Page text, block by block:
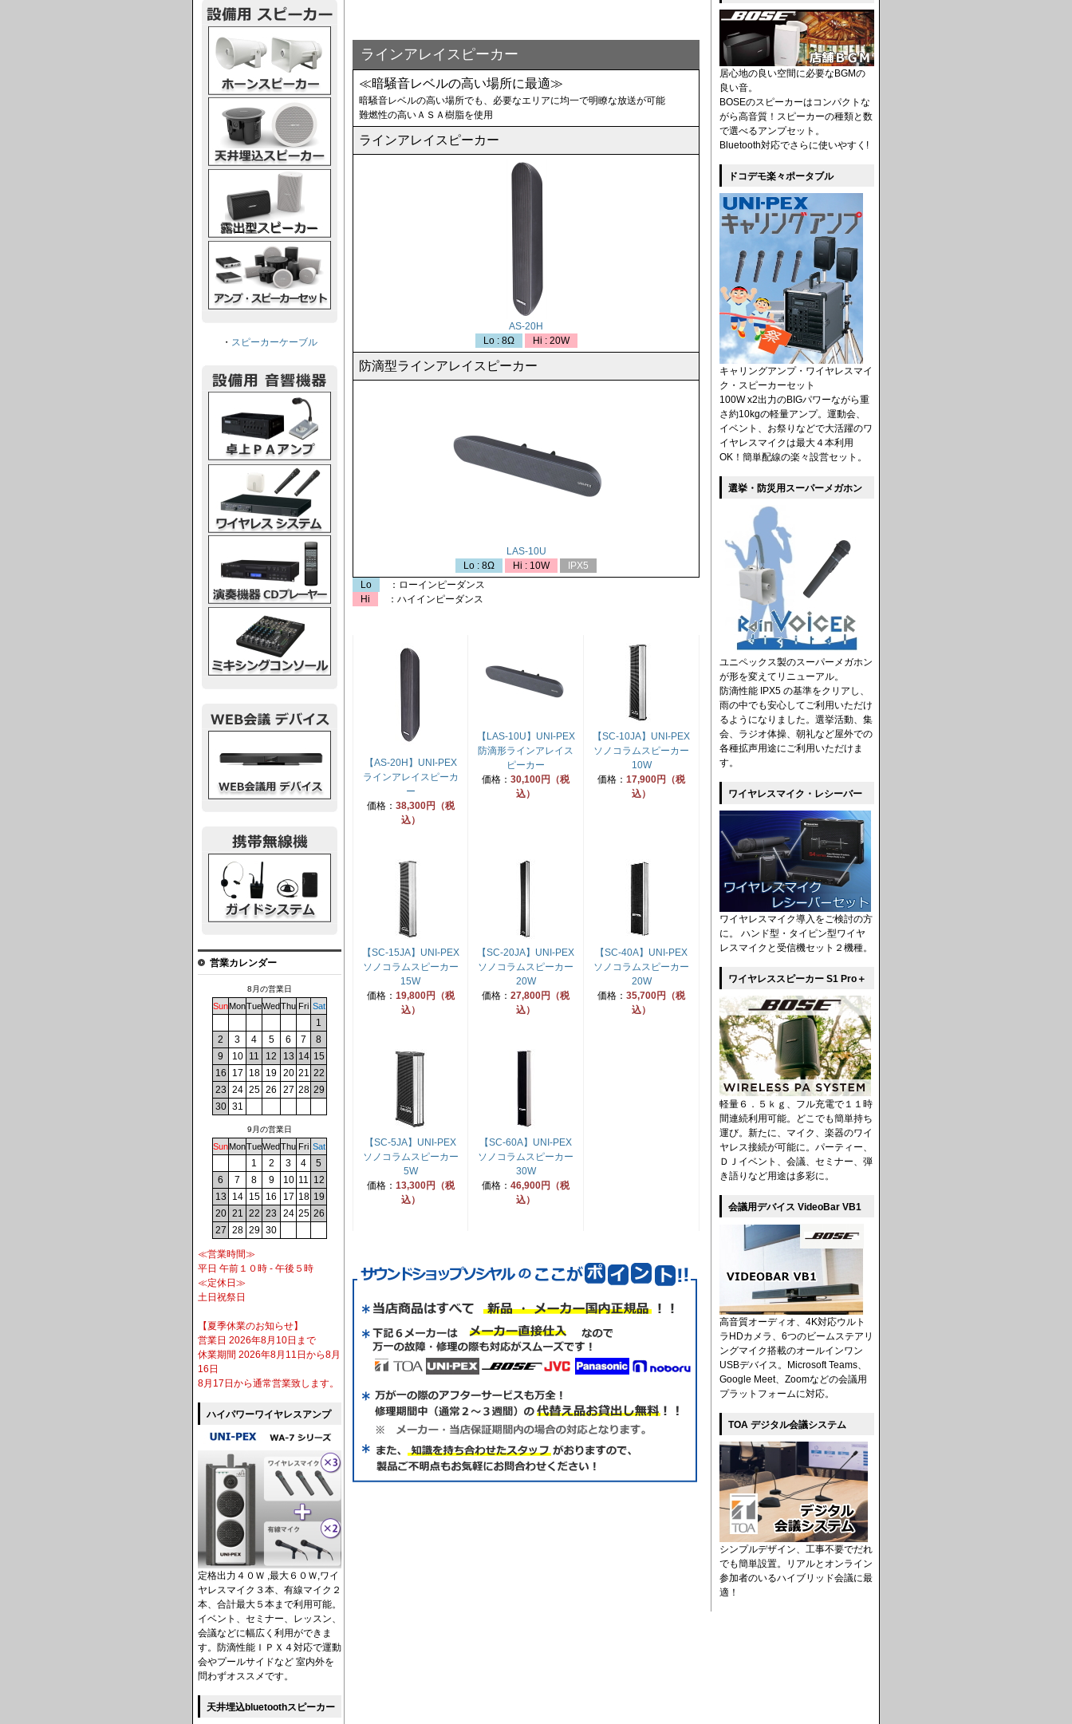
ラインアレイスピーカー
≪暗騒音レベルの高い場所に最適≫
暗騒音レベルの高い場所でも、必要なエリアに均一で明瞭な放送が可能
難燃性の高いＡＳＡ樹脂を使用
ラインアレイスピーカー
AS-20H
Lo : 8Ω
Hi : 20W
防滴型ラインアレイスピーカー
LAS-10U
Lo : 8Ω
Hi : 10W
IPX5
Lo
：ローインピーダンス
Hi
：ハイインピーダンス
【AS-20H】UNI-PEX
ラインアレイスピーカ
ー
価格： 38,300円（税
込）
【LAS-10U】UNI-PEX
防滴形ラインアレイス
ピーカー
価格： 30,100円（税
込）
【SC-10JA】UNI-PEX
ソノコラムスピーカー
10W
価格： 17,900円（税
込）
【SC-15JA】UNI-PEX
ソノコラムスピーカー
15W
価格： 19,800円（税
込）
【SC-20JA】UNI-PEX
ソノコラムスピーカー
20W
価格： 27,800円（税
込）
【SC-40A】UNI-PEX
ソノコラムスピーカー
20W
価格： 35,700円（税
込）
【SC-5JA】UNI-PEX
ソノコラムスピーカー
5W
価格： 13,300円（税
込）
【SC-60A】UNI-PEX
ソノコラムスピーカー
30W
価格： 46,900円（税
込）
・ スピーカーケーブル
営業カレンダー
8月の営業日
SunMonTueWedThu Fri Sat
1
2
3 4 5 6 7
8
9
10 11 12 13 14 15
16
17 18 19 20 21 22
23 24 25 26 27 28 29
30 31
9月の営業日
SunMonTueWedThu Fri Sat
1 2 3 4
5
6
7 8 9 10 11 12
13
14 15 16 17 18 19
20 21 22 23 24 25 26
27 28 29 30
≪営業時間≫
平日 午前１０時 - 午後５時
≪定休日≫
土日祝祭日
【夏季休業のお知らせ】
営業日 2026年8月10日まで
休業期間 2026年8月11日から8月
16日
8月17日から通常営業致します。
ハイパワーワイヤレスアンプ
定格出力４０Ｗ ,最大６０Ｗ,ワイ
ヤレスマイク３本、有線マイク２
本、合計最大５本まで利用可能。
イベント、セミナー、レッスン、
会議などに幅広く利用ができま
す。防滴性能ＩＰＸ４対応で運動
会やプールサイドなど 室内外を
問わずオススメです。
天井埋込bluetoothスピーカー
居心地の良い空間に必要なBGMの
良い音。
BOSEのスピーカーはコンパクトな
がら高音質！スピーカーの種類と数
で選べるアンプセット。
Bluetooth対応でさらに使いやすく!
ドコデモ楽々ポータブル
キャリングアンプ・ワイヤレスマイ
ク・スピーカーセット
100W x2出力のBIGパワーながら重
さ約10kgの軽量アンプ。運動会、
イベント、お祭りなどで大活躍のワ
イヤレスマイクは最大４本利用
OK！簡単配線の楽々設営セット。
選挙・防災用スーパーメガホン
ユニペックス製のスーパーメガホン
が形を変えてリニューアル。
防滴性能 IPX5 の基準をクリアし、
雨の中でも安心してご利用いただけ
るようになりました。選挙活動、集
会、ラジオ体操、朝礼など屋外での
各種拡声用途にご利用いただけま
す。
ワイヤレスマイク・レシーバー
ワイヤレスマイク導入をご検討の方
に。 ハンド型・タイピン型ワイヤ
レスマイクと受信機セット２機種。
ワイヤレススピーカー S1 Pro＋
軽量６．５ｋｇ、フル充電で１１時
間連続利用可能。どこでも簡単持ち
運び。新たに、マイク、楽器のワイ
ヤレス接続が可能に。パーティー、
ＤＪイベント、会議、セミナー、弾
き語りなど用途は多彩に。
会議用デバイス VideoBar VB1
高音質オーディオ、4K対応ウルト
ラHDカメラ、6つのビームステアリ
ングマイク搭載のオールインワン
USBデバイス。Microsoft Teams、
Google Meet、Zoomなどの会議用
プラットフォームに対応。
TOA デジタル会議システム
シンプルデザイン、工事不要でだれ
でも簡単設置。リアルとオンライン
参加者のいるハイブリッド会議に最
適！